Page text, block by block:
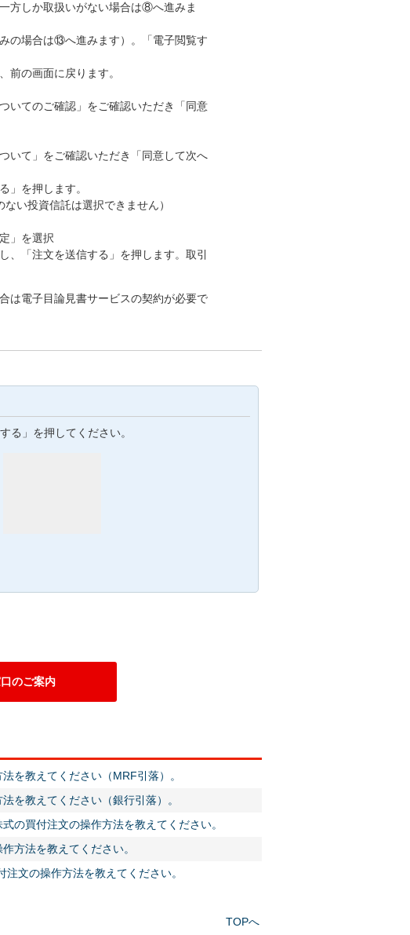
方しか取扱いがない場合は⑧へ進みま
の場合は⑬へ進みます）。「電子閲覧す
の画面に戻ります。
いてのご確認」をご確認いただき「同意
いて」をご確認いただき「同意して次へ
」を押します。
い投資信託は選択できません）
」を選択
「注文を送信する」を押します。取引
は電子目論見書サービスの契約が必要で
る」を押してください。
のご案内
を教えてください（MRF引落）。
を教えてください（銀行引落）。
の買付注文の操作方法を教えてください。
方法を教えてください。
文の操作方法を教えてください。
TOPへ